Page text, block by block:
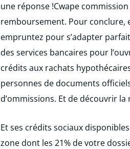
une réponse !Cwape
remboursement. Pour conclure,
empruntez pour s’adapter
des services bancaires pour
crédits aux rachats
personnes de documents
d’ommissions. Et de découvrir
Et ses crédits sociaux
zone dont les 21% de votre